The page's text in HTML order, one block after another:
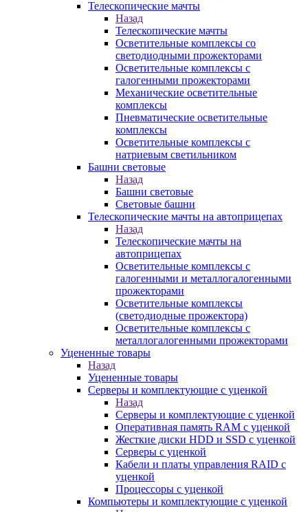
Телескопические мачты
Назад
Телескопические мачты
Осветительные комплексы со
светодиодными прожекторами
Осветительные комплексы с
галогенными прожекторами
Механические осветительные
комплексы
Пневматические осветительные
комплексы
Осветительные комплексы с
натриевым светильником
Башни световые
Назад
Башни световые
Световые башни
Телескопические мачты на автоприцепах
Назад
Телескопические мачты на
автоприцепах
Осветительные комплексы с
галогенными и металлогалогенными
прожекторами
Осветительные комплексы
(светодиодные прожектора)
Осветительные комплексы с
металлогалогенными прожекторами
Уцененные товары
Назад
Уцененные товары
Серверы и комплектующие с уценкой
Назад
Серверы и комплектующие с уценкой
Оперативная память RAM с уценкой
Жесткие диски HDD и SSD с уценкой
Серверы с уценкой
Кабели и платы управления RAID с
уценкой
Процессоры с уценкой
Компьютеры и комплектующие с уценкой